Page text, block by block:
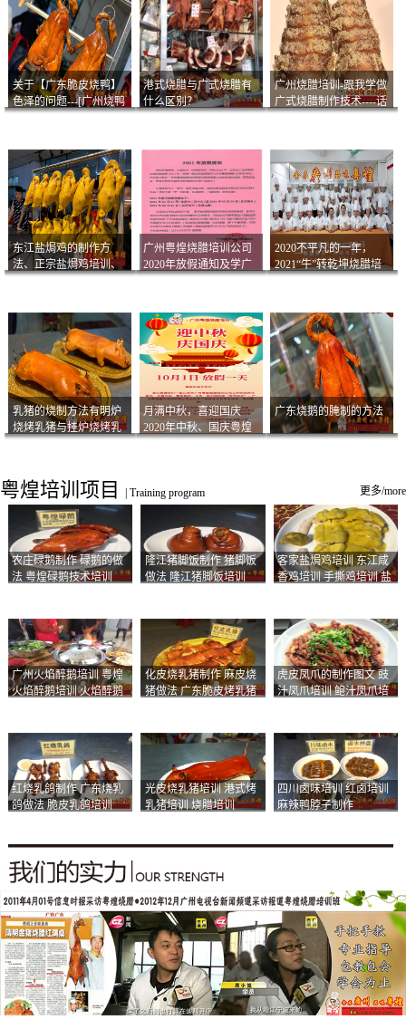
关于【广东脆皮烧鸭】
色泽的问题---[广州烧鸭
港式烧腊与广式烧腊有
什么区别？
广州烧腊培训-跟我学做
广式烧腊制作技术----话
东江盐焗鸡的制作方
法、正宗盐焗鸡培训、
广州粤煌烧腊培训公司
2020年放假通知及学广
2020不平凡的一年，
2021“牛”转乾坤烧腊培
乳猪的烧制方法有明炉
烧烤乳猪与挂炉烧烤乳
月满中秋，喜迎国庆
2020年中秋、国庆粤煌
广东烧鹅的腌制的方法
粤煌培训项目 Training program 更多/more
农庄碌鹅制作 碌鹅的做
法 粤煌碌鹅技术培训
隆江猪脚饭制作 猪脚饭
做法 隆江猪脚饭培训
客家盐焗鸡培训 东江咸
香鸡培训 手撕鸡培训 盐
广州火焰醉鹅培训 粤煌
火焰醉鹅培训 火焰醉鹅
化皮烧乳猪制作 麻皮烧
猪做法 广东脆皮烤乳猪
虎皮凤爪的制作图文 豉
汁凤爪培训 鲍汁凤爪培
红烧乳鸽制作 广东烧乳
鸽做法 脆皮乳鸽培训
光皮烧乳猪培训 港式烤
乳猪培训 烧腊培训
四川卤味培训 红卤培训
麻辣鸭脖子制作